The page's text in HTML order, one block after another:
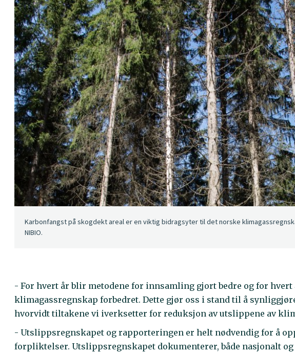
Karbonfangst på skogdekt areal er en viktig bidragsyter til det norske
NIBIO.
- For hvert år blir metodene for innsamling gjort bedre og for hvert
klimagassregnskap forbedret. Dette gjør oss i stand til å
hvorvidt tiltakene vi iverksetter for reduksjon av utslippene av
- Utslippsregnskapet og rapporteringen er helt nødvendig for å
forpliktelser. Utslippsregnskapet dokumenterer, både nasjonalt